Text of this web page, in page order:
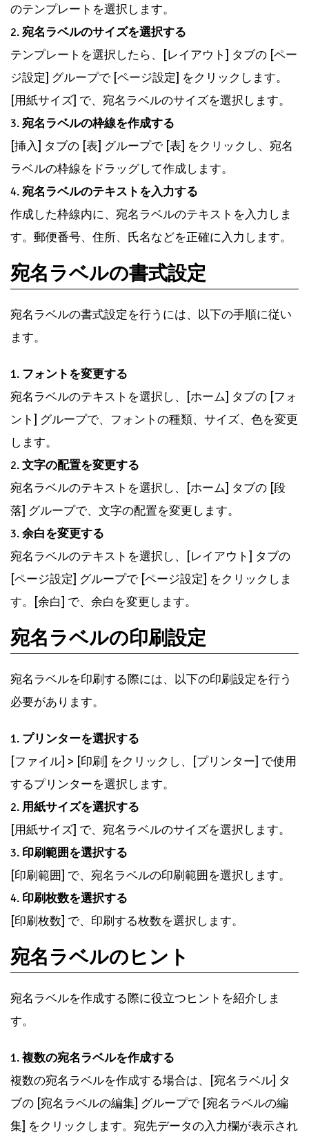
のテンプレートを選択します。
2.宛名ラベルのサイズを選択する
テンプレートを選択したら、[レイアウト] タブの [ペー
ジ設定] グループで [ページ設定] をクリックします。
[用紙サイズ] で、宛名ラベルのサイズを選択します。
3.宛名ラベルの枠線を作成する
[挿入] タブの [表] グループで [表] をクリックし、宛名
ラベルの枠線をドラッグして作成します。
4.宛名ラベルのテキストを入力する
作成した枠線内に、宛名ラベルのテキストを入力しま
す。郵便番号、住所、氏名などを正確に入力します。
宛名ラベルの書式設定
宛名ラベルの書式設定を行うには、以下の手順に従い
ます。
1. フォントを変更する
宛名ラベルのテキストを選択し、[ホーム] タブの [フォ
ント] グループで、フォントの種類、サイズ、色を変更
します。
2.文字の配置を変更する
宛名ラベルのテキストを選択し、[ホーム] タブの [段
落] グループで、文字の配置を変更します。
3.余白を変更する
宛名ラベルのテキストを選択し、[レイアウト] タブの
[ページ設定] グループで [ページ設定] をクリックしま
す。[余白] で、余白を変更します。
宛名ラベルの印刷設定
宛名ラベルを印刷する際には、以下の印刷設定を行う
必要があります。
1. プリンターを選択する
[ファイル] > [印刷] をクリックし、[プリンター] で使用
するプリンターを選択します。
2. 用紙サイズを選択する
[用紙サイズ] で、宛名ラベルのサイズを選択します。
3. 印刷範囲を選択する
[印刷範囲] で、宛名ラベルの印刷範囲を選択します。
4. 印刷枚数を選択する
[印刷枚数] で、印刷する枚数を選択します。
宛名ラベルのヒント
宛名ラベルを作成する際に役立つヒントを紹介しま
す。
1.複数の宛名ラベルを作成する
複数の宛名ラベルを作成する場合は、[宛名ラベル] タ
ブの [宛名ラベルの編集] グループで [宛名ラベルの編
集] をクリックします。宛先データの入力欄が表示され